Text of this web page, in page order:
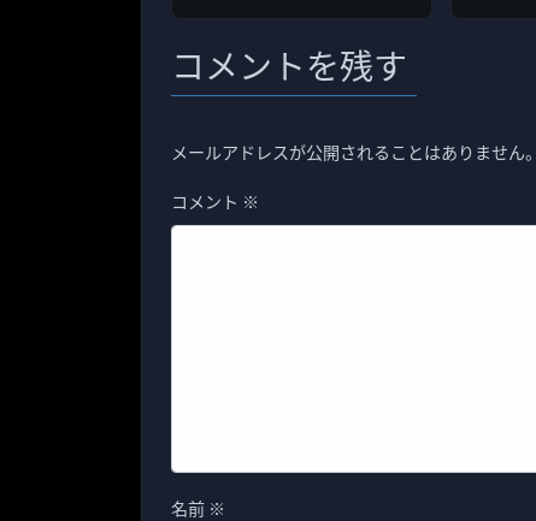
コメントを残す
メールアドレスが公開されることはありません。
コメント ※
名前 ※